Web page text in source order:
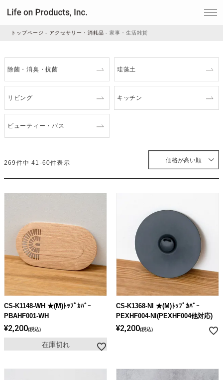
ルームフレグランス
ビューティー
デジタル雑貨
ライト・シーリングファン
アクセサリー・消耗品
アウトレット
トップページ アクセサリー・消耗品 家事・生活雑貨
除菌・消臭・抗菌 珪藻土
リビング キッチン
ビューティー・バス
価格が高い順
269 件中 41 -60件表示
CS-K1148-WH ★(M)ﾄｯﾌﾟｶﾊﾞｰ
PBAHF001-WH
¥2,200 税込
在庫切れ
CS-K1368-NI ★(M)ﾄｯﾌﾟｶﾊﾞｰ
PEXHF004-NI(PEXHF004他対応)
¥2,200 税込